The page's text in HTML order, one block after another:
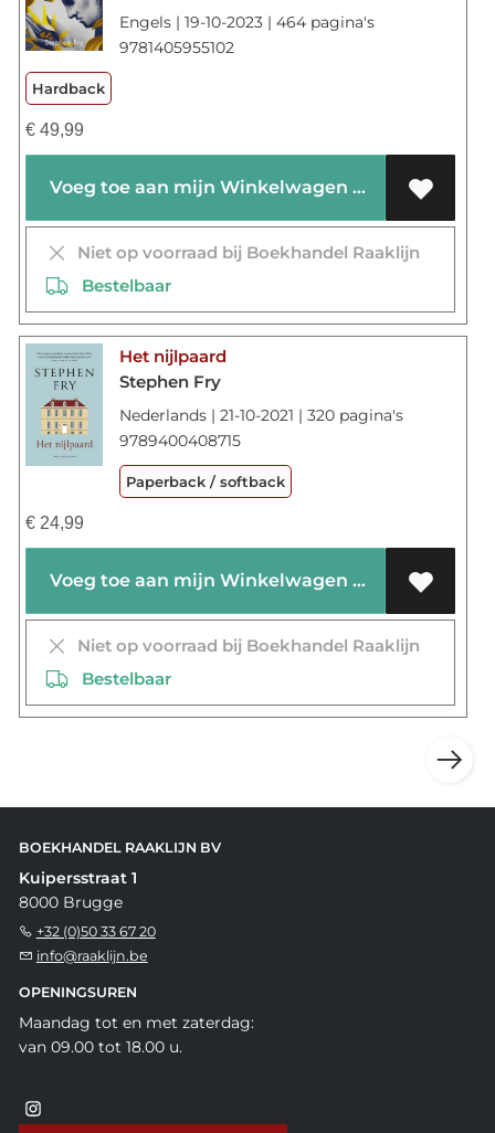
Engels | 19-10-2023 | 464 pagina's
9781405955102
Hardback
€49,99
Voeg toe aan mijn Winkelwagen
Niet op voorraad bij Boekhandel Raaklijn
Bestelbaar
Het nijlpaard
Stephen Fry
Nederlands | 21-10-2021 | 320 pagina's
9789400408715
Paperback / softback
€24,99
Voeg toe aan mijn Winkelwagen
Niet op voorraad bij Boekhandel Raaklijn
Bestelbaar
BOEKHANDEL RAAKLIJN BV
Kuipersstraat 1
8000 Brugge
+32 (0)50 33 67 20
info@raaklijn.be
OPENINGSUREN
Maandag tot en met zaterdag:
van 09.00 tot 18.00 u.